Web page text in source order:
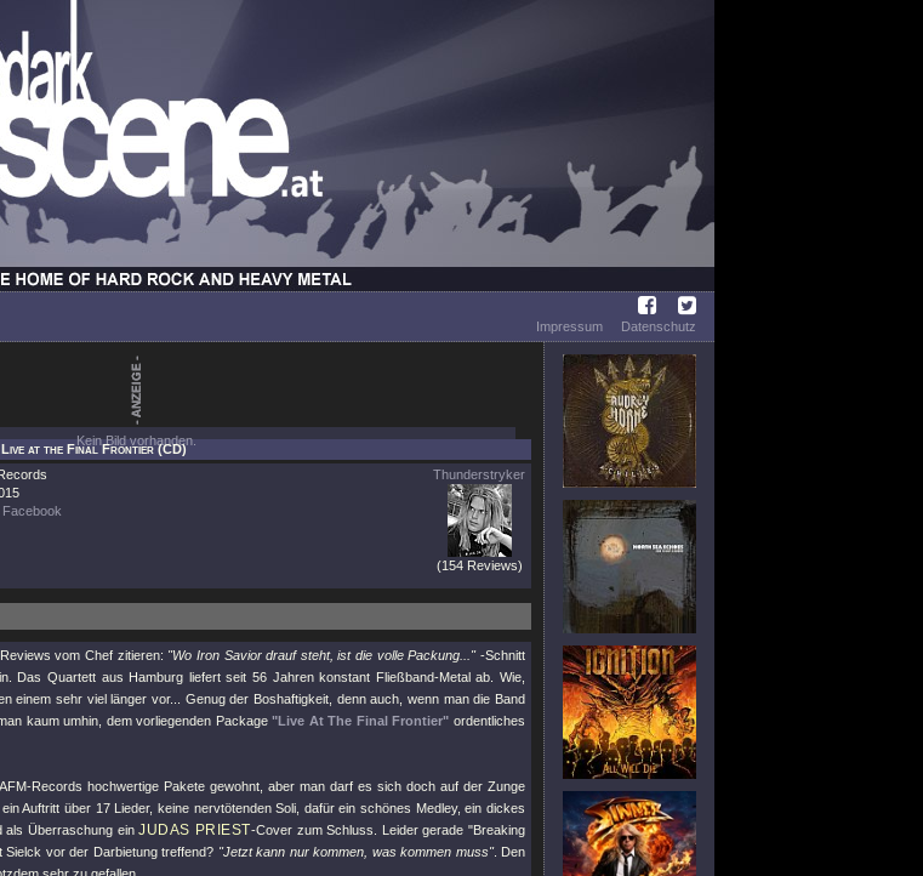
Impressum
Datenschutz
Kein Bild vorhanden.
at the Final Frontier (CD)
Facebook
Thunderstryker
(154 Reviews)
vom Chef zitieren: "Wo Iron Savior drauf steht, ist die volle Packung..."-Schnitt
Das Quartett aus Hamburg liefert seit 56 Jahren konstant Fließband-Metal ab. Wie,
einem sehr viel länger vor... Genug der Boshaftigkeit, denn auch, wenn man die Band
kaum umhin, dem vorliegenden Package"Live At The Final Frontier" ordentliches
Records hochwertige Pakete gewohnt, aber man darf es sich doch auf der Zunge
Auftritt über 17 Lieder, keine nervtötenden Soli, dafür ein schönes Medley, ein dickes
als Überraschung einJUDAS PRIEST-Cover zum Schluss. Leider gerade "Breaking
vor der Darbietung treffend? "Jetzt kann nur kommen, was kommen muss". Den